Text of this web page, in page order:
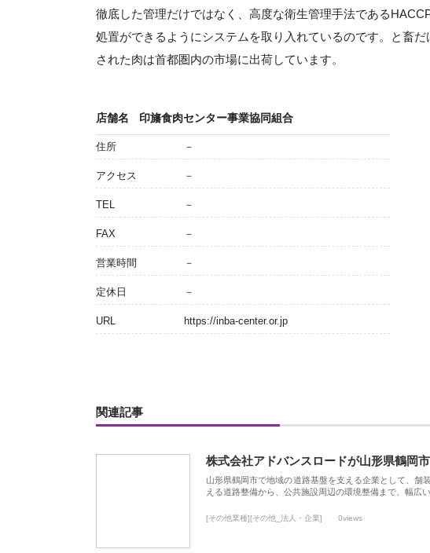
徹底した管理だけではなく、高度な衛生管理手法である
処置ができるようにシステムを取り入れているのです。と畜
された肉は首都圏内の市場に出荷しています。
店舗名 印旛食肉センター事業協同組合
住所 －
アクセス －
TEL －
FAX －
営業時間 －
定休日 －
URL https://inba-center.or.jp
関連記事
株式会社アドバンスロードが山形県鶴岡
山形県鶴岡市で地域の道路基盤を支える企業として、舗
える道路整備から、公共施設周辺の環境整備まで、幅広
[その他業種][その他_法人・企業] 0views